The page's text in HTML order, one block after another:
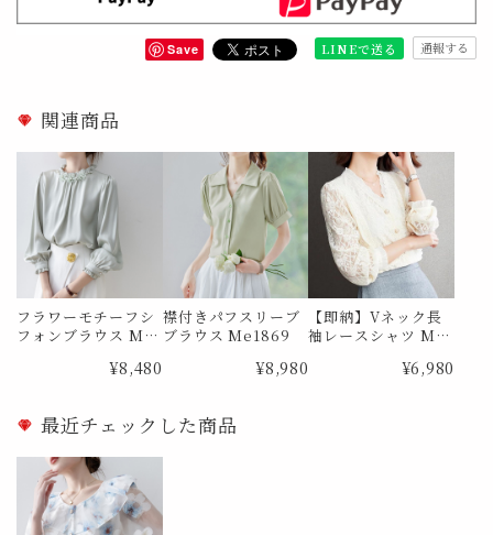
Save LINEで送る 通報する
関連商品
フラワーモチーフシ
フォンブラウス Me
¥8,480
襟付きパフスリーブ
ブラウス Me1869
¥8,980
【即納】Vネック長
袖レースシャツ Me
¥6,980
最近チェックした商品